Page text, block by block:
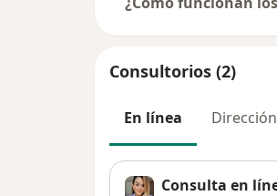
Hoy, este estilo de vida
tomar las riendas de tu
Consultorios (2)
En línea Dirección
Consulta en